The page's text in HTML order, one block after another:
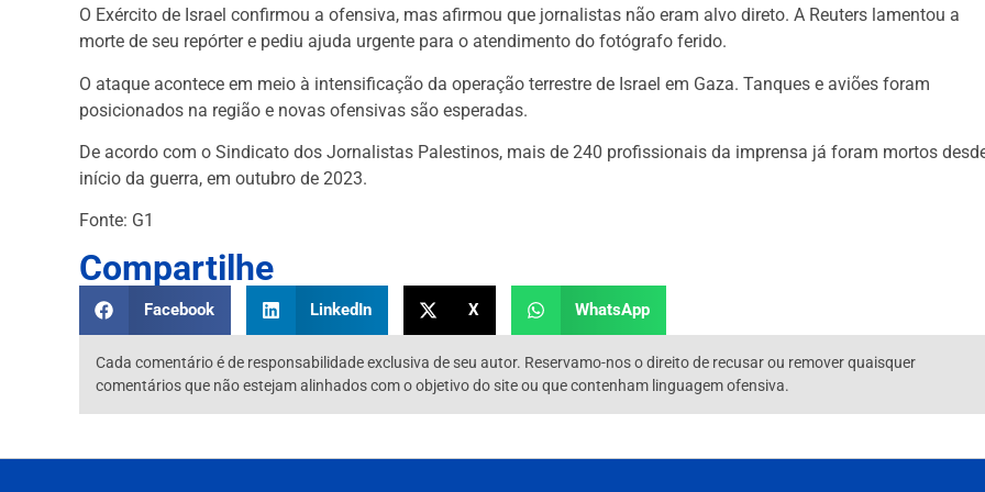
O Exército de Israel confirmou a ofensiva, mas afirmou que jornalistas não eram alvo direto. A Reuters lamentou a
morte de seu repórter e pediu ajuda urgente para o atendimento do fotógrafo ferido.
O ataque acontece em meio à intensificação da operação terrestre de Israel em Gaza. Tanques e aviões foram
posicionados na região e novas ofensivas são esperadas.
De acordo com o Sindicato dos Jornalistas Palestinos, mais de 240 profissionais da imprensa já foram mortos
início da guerra, em outubro de 2023.
Fonte: G1
Compartilhe
Facebook LinkedIn X WhatsApp
Cada comentário é de responsabilidade exclusiva de seu autor. Reservamo-nos o direito de recusar ou remover quaisquer
comentários que não estejam alinhados com o objetivo do site ou que contenham linguagem ofensiva.